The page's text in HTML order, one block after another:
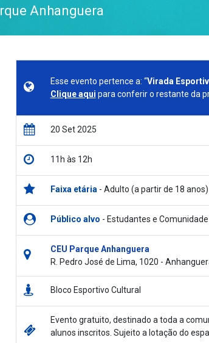
Anhanguera
Esse evento pertence a: “Virada
Clique aqui para conferir o restante da
20 Set 2025
11h às 12h
Faixa etária - Adulto (a partir de 18 anos)
Público alvo - Estudantes e Comunidade
CEU Parque Anhanguera
R. Pedro José de Lima, 1020 -
Bloco Esportivo Cultural
Evento gratuito, destinado a toda a
alunos inscritos. Sujeito a lotação do